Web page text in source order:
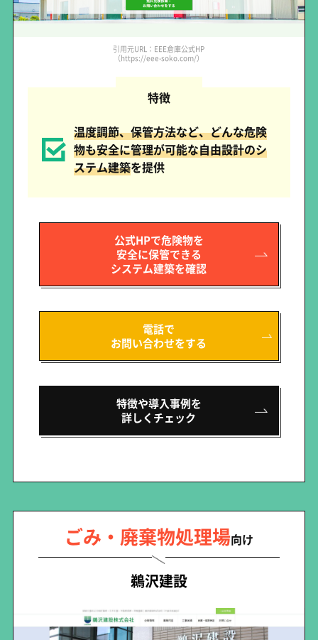
引用元URL：EEE倉庫公式HP
（https://eee-soko.com/）
特徴
温度調節、保管方法など、どんな危険
物も安全に管理が可能な自由設計のシ
ステム建築を提供
公式HPで危険物を
安全に保管できる
システム建築を確認
電話で
お問い合わせをする
特徴や導入事例を
詳しくチェック
ごみ・廃棄物処理場向け
鵜沢建設